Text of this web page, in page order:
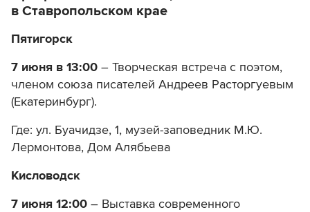
в Ставропольском крае
Пятигорск
7 июня в 13:00 – Творческая встреча с поэтом,
членом союза писателей Андреев Расторгуевым
(Екатеринбург).
Где: ул. Буачидзе, 1, музей-заповедник М.Ю.
Лермонтова, Дом Алябьева
Кисловодск
7 июня 12:00 – Выставка современного